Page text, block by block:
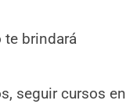
te brindará
seguir cursos en